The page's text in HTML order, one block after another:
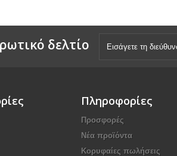
δελτίο
Πληροφορίες
Προσφορές
Νέα προϊόντα
Κορυφαίες πωλήσεις